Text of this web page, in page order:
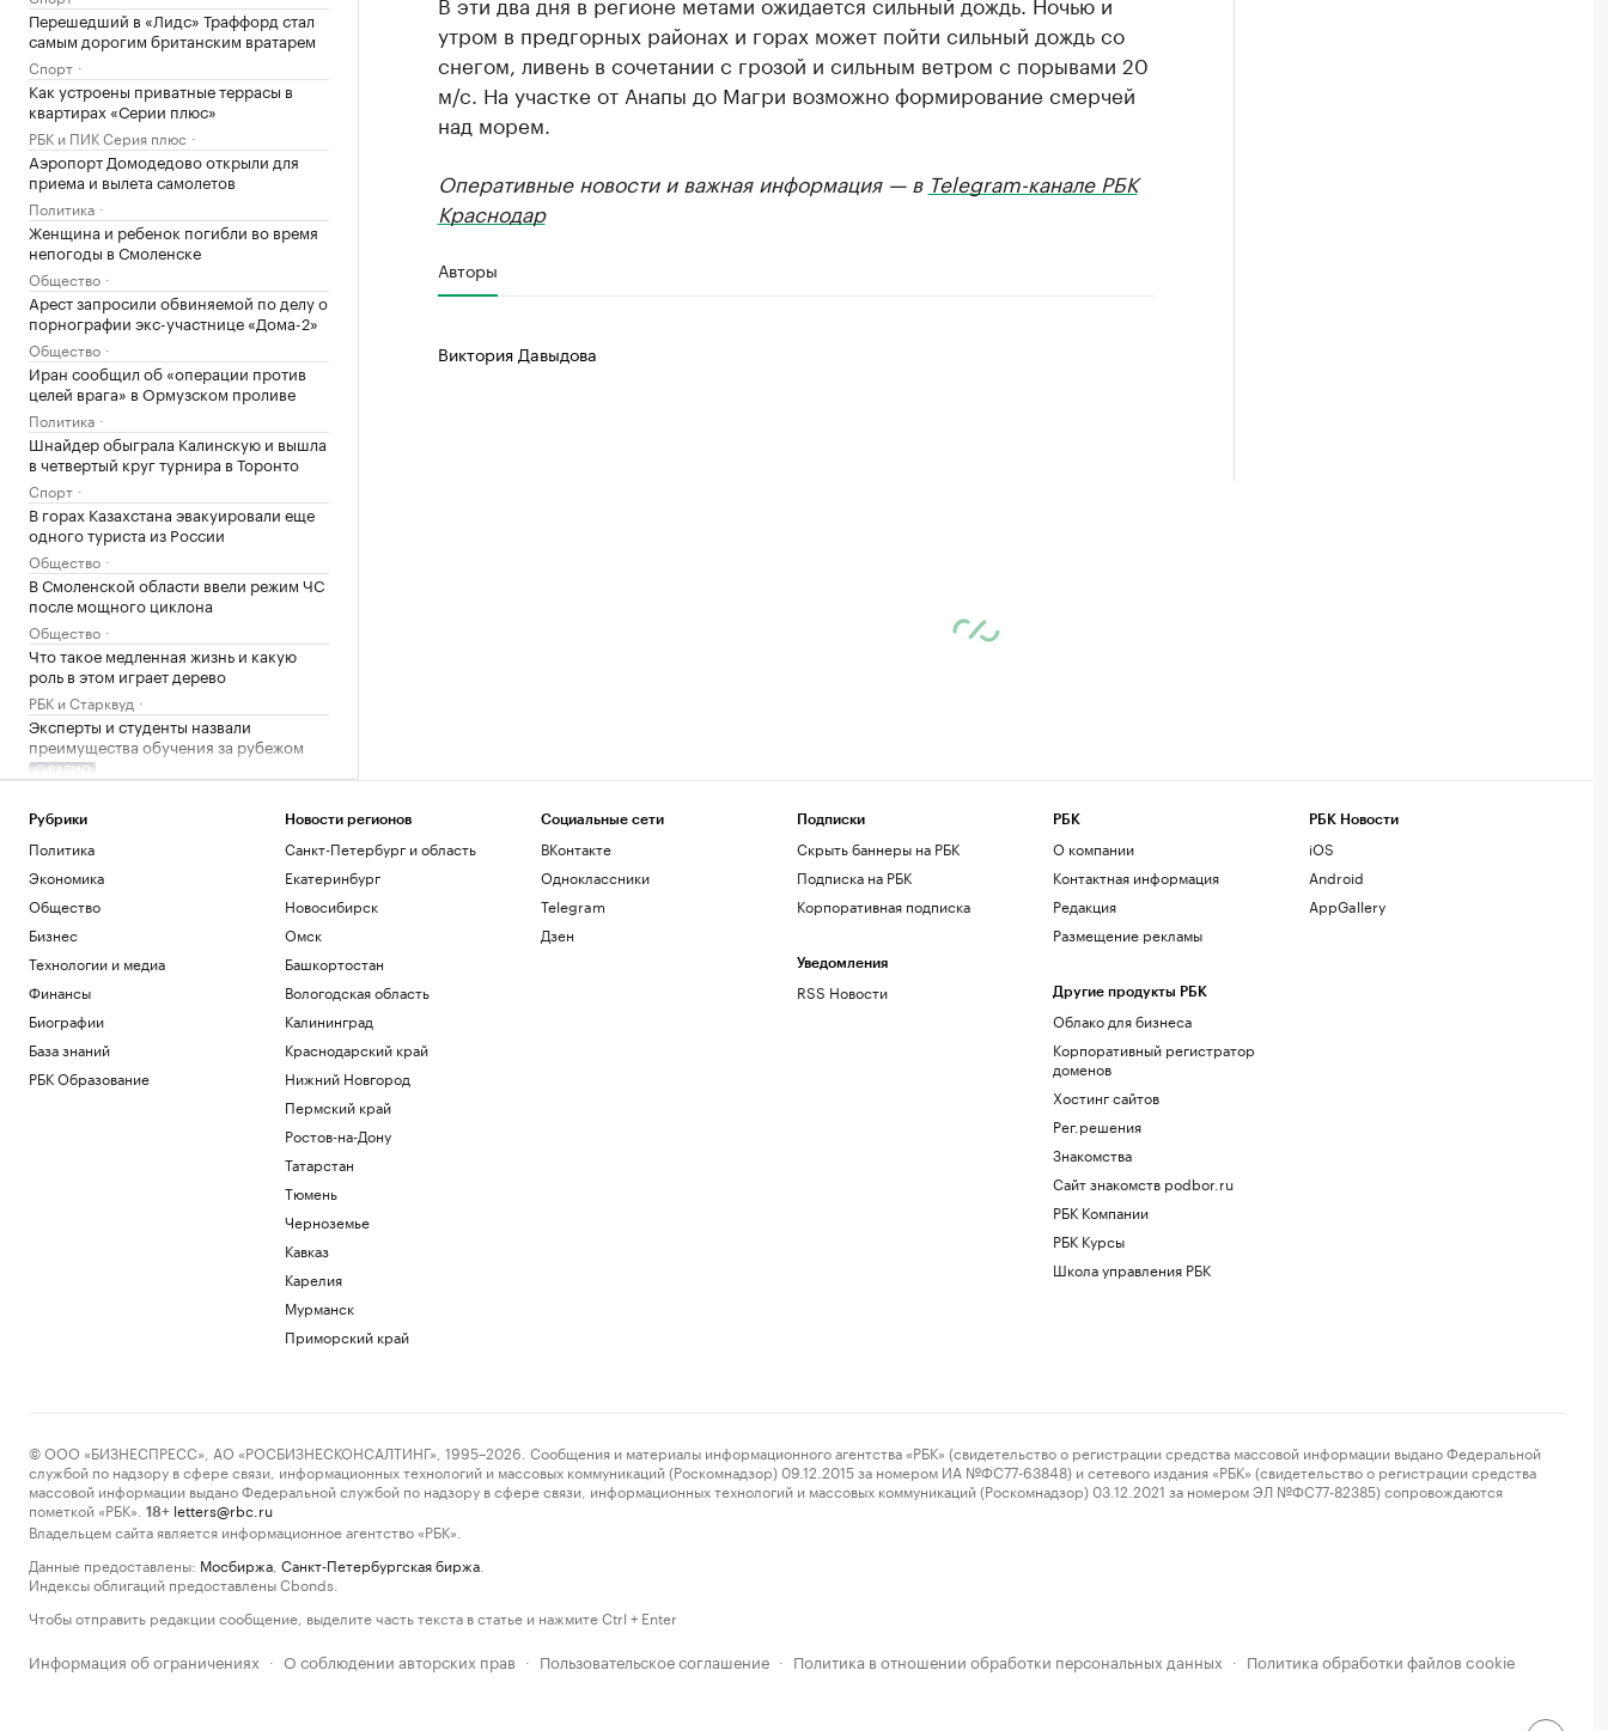
Перешедший в «Лидс» Траффорд стал
самым дорогим британским вратарем
Спорт
Как устроены приватные террасы в
квартирах «Серии плюс»
РБК и ПИК Серия плюс
Аэропорт Домодедово открыли для
приема и вылета самолетов
Политика
Женщина и ребенок погибли во время
непогоды в Смоленске
Общество
Арест запросили обвиняемой по делу о
порнографии экс-участнице «Дома-2»
Общество
Иран сообщил об «операции против
целей врага» в Ормузском проливе
Политика
Шнайдер обыграла Калинскую и вышла
в четвертый круг турнира в Торонто
Спорт
В горах Казахстана эвакуировали еще
одного туриста из России
Общество
В Смоленской области ввели режим ЧС
после мощного циклона
Общество
Что такое медленная жизнь и какую
роль в этом играет дерево
РБК и Старквуд
Эксперты и студенты назвали
преимущества обучения за рубежом
РАДИО
Сеул счел санкции Британии против
энергобезопасности
Политика
На 88-м году жизни ушел из жизни
художник Николай Марков
Общество
утром в предгорных районах и горах может пойти сильный дождь со
снегом, ливень в сочетании с грозой и сильным ветром с порывами 20
м/с. На участке от Анапы до Магри возможно формирование смерчей
над морем.
Оперативные новости и важная информация — в Telegram-канале РБК
Краснодар
Авторы
Виктория Давыдова
Рубрики
Политика
Экономика
Общество
Бизнес
Технологии и медиа
Финансы
Биографии
База знаний
РБК Образование
Новости регионов
Санкт-Петербург и область
Екатеринбург
Новосибирск
Омск
Башкортостан
Вологодская область
Калининград
Краснодарский край
Нижний Новгород
Пермский край
Ростов-на-Дону
Татарстан
Тюмень
Черноземье
Кавказ
Карелия
Мурманск
Приморский край
Социальные сети
ВКонтакте
Одноклассники
Telegram
Дзен
Подписки
Скрыть баннеры на РБК
Подписка на РБК
Корпоративная подписка
Уведомления
RSS Новости
РБК
О компании
Контактная информация
Редакция
Размещение рекламы
Другие продукты РБК
Облако для бизнеса
Корпоративный регистратор
доменов
Хостинг сайтов
Рег.решения
Знакомства
Сайт знакомств podbor.ru
РБК Компании
РБК Курсы
Школа управления РБК
РБК Новости
iOS
Android
AppGallery
© ООО «БИЗНЕСПРЕСС», АО «РОСБИЗНЕСКОНСАЛТИНГ», 1995–2026. Сообщения и материалы информационного агентства «РБК» (свидетельство о регистрации средства массовой информации выдано Федеральной
службой по надзору в сфере связи, информационных технологий и массовых коммуникаций (Роскомнадзор) 09.12.2015 за номером ИА №ФС77-63848) и сетевого издания «РБК» (свидетельство о регистрации средства
массовой информации выдано Федеральной службой по надзору в сфере связи, информационных технологий и массовых коммуникаций (Роскомнадзор) 03.12.2021 за номером ЭЛ №ФС77-82385) сопровождаются
пометкой «РБК».
18+ letters@rbc.ru
Владельцем сайта является информационное агентство «РБК».
Данные предоставлены: Мосбиржа Санкт-Петербургская биржа
Индексы облигаций предоставлены Cbonds.
Чтобы отправить редакции сообщение, выделите часть текста в статье и нажмите Ctrl + Enter
Информация об ограничениях · О соблюдении авторских прав · Пользовательское соглашение · Политика в отношении обработки персональных данных · Политика обработки файлов cookie